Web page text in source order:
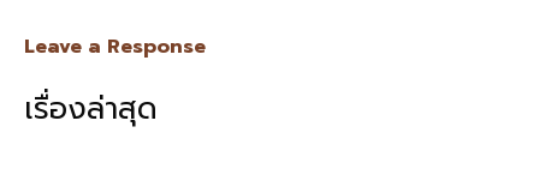
Leave a Response
เรื่องล่าสุด